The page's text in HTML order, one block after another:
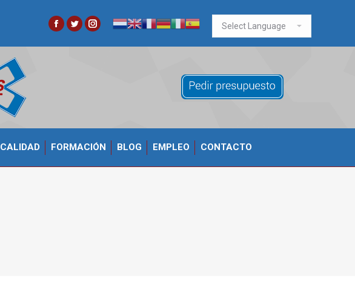
Facebook
TwitterInstagram
CALIDAD FORMACIÓN BLOG EMPLEO CONTACTO